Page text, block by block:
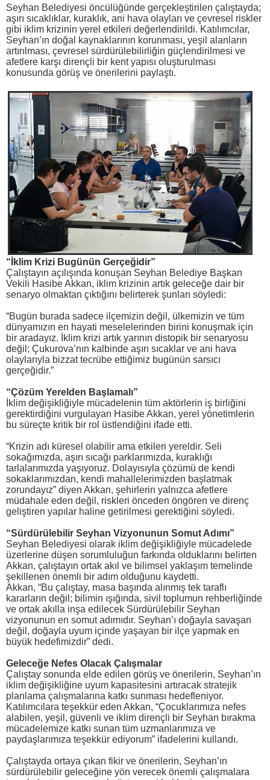
Seyhan Belediyesi öncülüğünde gerçekleştirilen çalıştayda;
aşırı sıcaklıklar, kuraklık, ani hava olayları ve çevresel riskler
gibi iklim krizinin yerel etkileri değerlendirildi. Katılımcılar,
Seyhan’ın doğal kaynaklarının korunması, yeşil alanların
artırılması, çevresel sürdürülebilirliğin güçlendirilmesi ve
afetlere karşı dirençli bir kent yapısı oluşturulması
konusunda görüş ve önerilerini paylaştı.
“İklim Krizi Bugünün Gerçeğidir”
Çalıştayın açılışında konuşan Seyhan Belediye Başkan
Vekili Hasibe Akkan, iklim krizinin artık geleceğe dair bir
senaryo olmaktan çıktığını belirterek şunları söyledi:
“Bugün burada sadece ilçemizin değil, ülkemizin ve tüm
dünyamızın en hayati meselelerinden birini konuşmak için
bir aradayız. İklim krizi artık yarının distopik bir senaryosu
değil; Çukurova’nın kalbinde aşırı sıcaklar ve ani hava
olaylarıyla bizzat tecrübe ettiğimiz bugünün sarsıcı
gerçeğidir.”
“Çözüm Yerelden Başlamalı”
İklim değişikliğiyle mücadelenin tüm aktörlerin iş birliğini
gerektirdiğini vurgulayan Hasibe Akkan, yerel yönetimlerin
bu süreçte kritik bir rol üstlendiğini ifade etti.
“Krizin adı küresel olabilir ama etkileri yereldir. Seli
sokağımızda, aşırı sıcağı parklarımızda, kuraklığı
tarlalarımızda yaşıyoruz. Dolayısıyla çözümü de kendi
sokaklarımızdan, kendi mahallelerimizden başlatmak
zorundayız” diyen Akkan, şehirlerin yalnızca afetlere
müdahale eden değil, riskleri önceden öngören ve direnç
geliştiren yapılar haline getirilmesi gerektiğini söyledi.
“Sürdürülebilir Seyhan Vizyonunun Somut Adımı”
Seyhan Belediyesi olarak iklim değişikliğiyle mücadelede
üzerlerine düşen sorumluluğun farkında olduklarını belirten
Akkan, çalıştayın ortak akıl ve bilimsel yaklaşım temelinde
şekillenen önemli bir adım olduğunu kaydetti.
Akkan, “Bu çalıştay, masa başında alınmış tek taraflı
kararların değil; bilimin ışığında, sivil toplumun rehberliğinde
ve ortak akılla inşa edilecek Sürdürülebilir Seyhan
vizyonunun en somut adımıdır. Seyhan’ı doğayla savaşan
değil, doğayla uyum içinde yaşayan bir ilçe yapmak en
büyük hedefimizdir” dedi.
Geleceğe Nefes Olacak Çalışmalar
Çalıştay sonunda elde edilen görüş ve önerilerin, Seyhan’ın
iklim değişikliğine uyum kapasitesini artıracak stratejik
planlama çalışmalarına katkı sunması hedefleniyor.
Katılımcılara teşekkür eden Akkan, “Çocuklarımıza nefes
alabilen, yeşil, güvenli ve iklim dirençli bir Seyhan bırakma
mücadelemize katkı sunan tüm uzmanlarımıza ve
paydaşlarımıza teşekkür ediyorum” ifadelerini kullandı.
Çalıştayda ortaya çıkan fikir ve önerilerin, Seyhan’ın
sürdürülebilir geleceğine yön verecek önemli çalışmalara